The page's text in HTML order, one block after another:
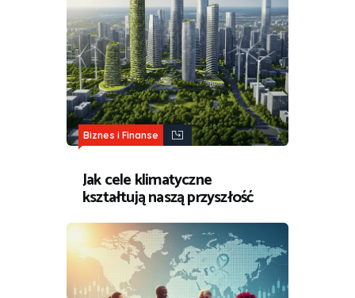
Biznes i Finanse
Jak cele klimatyczne
kształtują naszą przyszłość